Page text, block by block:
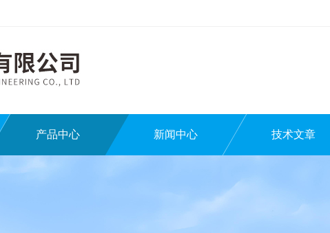
产品中心 新闻中心 技术文章